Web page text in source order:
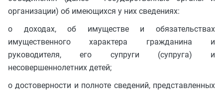
организации) об имеющихся у них сведениях:
о доходах, об имуществе и обязательствах
имущественного характера гражданина и
руководителя, его супруги (супруга) и
несовершеннолетних детей;
о достоверности и полноте сведений, представленных